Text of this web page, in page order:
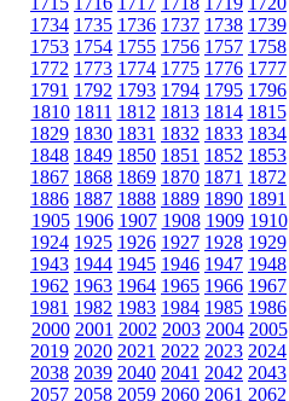
1734 1735 1736 1737 1738 1739
1753 1754 1755 1756 1757 1758
1772 1773 1774 1775 1776 1777
1791 1792 1793 1794 1795 1796
1810 1811 1812 1813 1814 1815
1829 1830 1831 1832 1833 1834
1848 1849 1850 1851 1852 1853
1867 1868 1869 1870 1871 1872
1886 1887 1888 1889 1890 1891
1905 1906 1907 1908 1909 1910
1924 1925 1926 1927 1928 1929
1943 1944 1945 1946 1947 1948
1962 1963 1964 1965 1966 1967
1981 1982 1983 1984 1985 1986
2000 2001 2002 2003 2004 2005
2019 2020 2021 2022 2023 2024
2038 2039 2040 2041 2042 2043
2057 2058 2059 2060 2061 2062